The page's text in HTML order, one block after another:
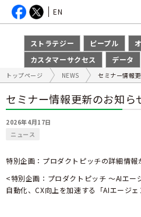
ストラテジー ピープル
カスタマーサクセス
データ
EN
トップページ NEWS セミナー情報
セミナー情報更新のお知ら
2026年4月17日
ニュース
特別企画：プロダクトピッチの詳細情報
<特別企画：プロダクトピッチ ～AIエー
自動化、CX向上を加速する「AIエージ